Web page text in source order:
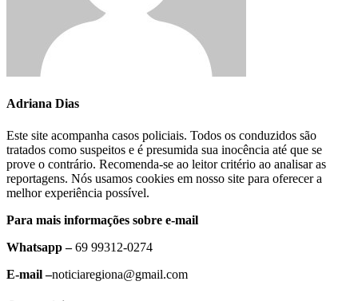
Adriana Dias
Este site acompanha casos policiais. Todos os conduzidos são
tratados como suspeitos e é presumida sua inocência até que se
prove o contrário. Recomenda-se ao leitor critério ao analisar as
reportagens. Nós usamos cookies em nosso site para oferecer a
melhor experiência possível.
Para mais informações sobre e-mail
Whatsapp –69 99312-0274
E-mail –noticiaregiona@gmail.com